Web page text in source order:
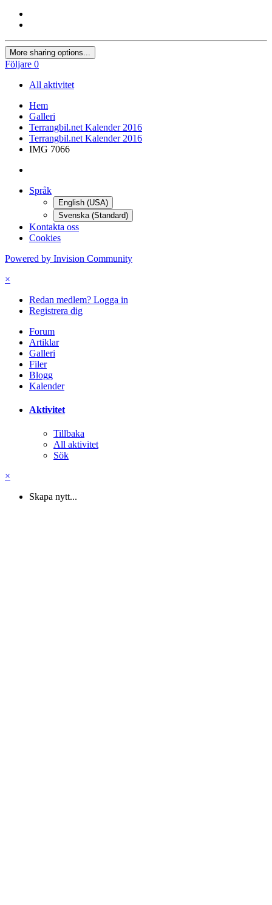
More sharing options...
Följare 0
All aktivitet
Hem
Galleri
Terrangbil.net Kalender 2016
Terrangbil.net Kalender 2016
IMG 7066
Språk
English (USA)
Svenska (Standard)
Kontakta oss
Cookies
Powered by Invision Community
×
Redan medlem? Logga in
Registrera dig
Forum
Artiklar
Galleri
Filer
Blogg
Kalender
Aktivitet
Tillbaka
All aktivitet
Sök
×
Skapa nytt...